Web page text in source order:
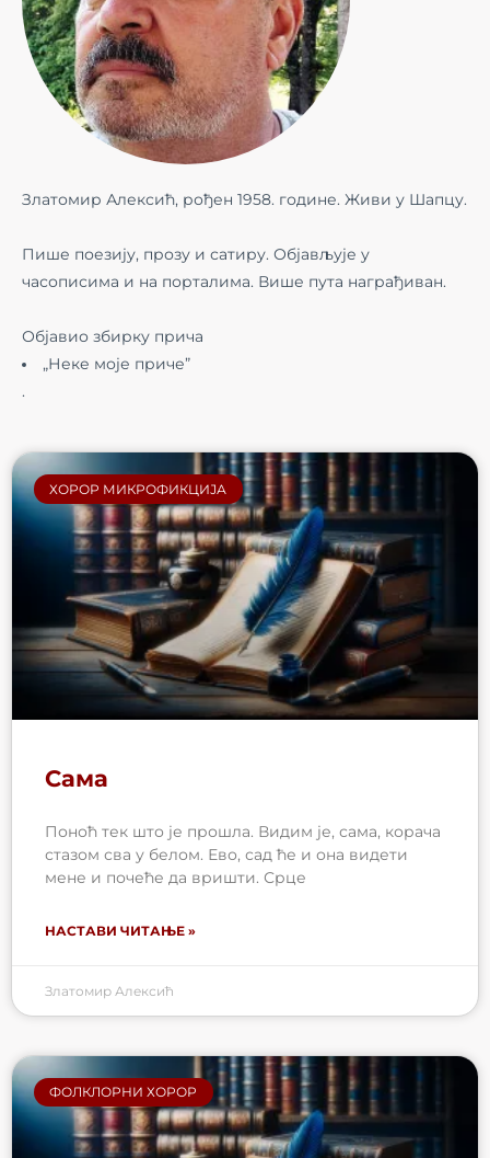
Златомир Алексић, рођен 1958. године. Живи у Шапцу.
Пише поезију, прозу и сатиру. Објављује у
часописима и на порталима. Више пута награђиван.
Објавио збирку прича
„Неке моје приче”
.
ХОРОР МИКРОФИКЦИЈА
Сама
Поноћ тек што је прошла. Видим је, сама, корача
стазом сва у белом. Ево, сад ће и она видети
мене и почеће да вришти. Срце
НАСТАВИ ЧИТАЊЕ »
Златомир Алексић
ФОЛКЛОРНИ ХОРОР